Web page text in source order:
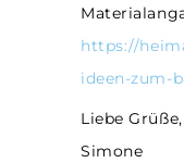
https://
ideen-zum-
Liebe Grüße,
Simone